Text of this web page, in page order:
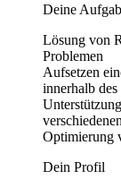
Deine
Lösung von
Problemen
Aufsetzen
innerhalb
Optimierung
Dein Profil